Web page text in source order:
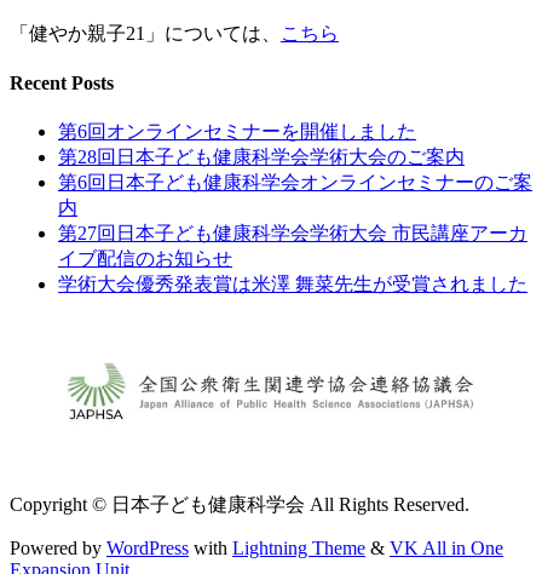
「健やか親子21」については、 こちら
Recent Posts
第6回オンラインセミナーを開催しました
第28回日本子ども健康科学会学術大会のご案内
第6回日本子ども健康科学会オンラインセミナーのご案
内
第27回日本子ども健康科学会学術大会 市民講座アーカ
イブ配信のお知らせ
学術大会優秀発表賞は米澤 舞菜先生が受賞されました
Copyright © 日本子ども健康科学会 All Rights Reserved.
Powered by WordPress with Lightning Theme & VK All in One